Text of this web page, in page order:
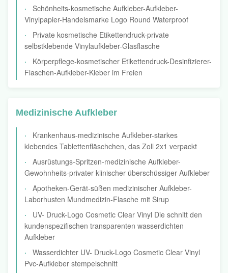
Schönheits-kosmetische Aufkleber-Aufkleber-
Vinylpapier-Handelsmarke Logo Round Waterproof
Private kosmetische Etikettendruck-private
selbstklebende Vinylaufkleber-Glasflasche
Körperpflege-kosmetischer Etikettendruck-Desinfizierer-
Flaschen-Aufkleber-Kleber im Freien
Medizinische Aufkleber
Krankenhaus-medizinische Aufkleber-starkes
klebendes Tablettenfläschchen, das Zoll 2x1 verpackt
Ausrüstungs-Spritzen-medizinische Aufkleber-
Gewohnheits-privater klinischer überschüssiger Aufkleber
Apotheken-Gerät-süßen medizinischer Aufkleber-
Laborhusten Mundmedizin-Flasche mit Sirup
UV- Druck-Logo Cosmetic Clear Vinyl Die schnitt den
kundenspezifischen transparenten wasserdichten
Aufkleber
Wasserdichter UV- Druck-Logo Cosmetic Clear Vinyl
Pvc-Aufkleber stempelschnitt